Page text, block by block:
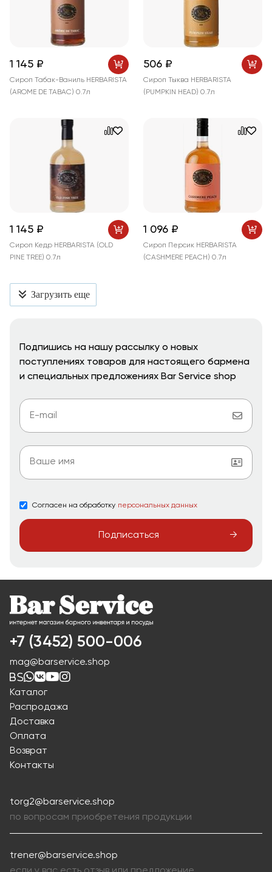
1 145 ₽
Сироп Табак-Ваниль HERBARISTA
(AROME DE TABAC) 0.7л
506 ₽
Сироп Тыква HERBARISTA
(PUMPKIN HEAD) 0.7л
1 145 ₽
Сироп Кедр HERBARISTA (OLD
PINE TREE) 0.7л
1 096 ₽
Сироп Персик HERBARISTA
(CASHMERE PEACH) 0.7л
Загрузить еще
Подпишись на нашу рассылку о новых
поступлениях товаров для настоящего бармена
и специальных предложениях Bar Service shop
Согласен на обработку персональных данных
Подписаться
+7 (3452) 500-006
mag@barservice.shop
Каталог
Распродажа
Доставка
Оплата
Возврат
Контакты
torg2@barservice.shop
по вопросам приобретения продукции
trener@barservice.shop